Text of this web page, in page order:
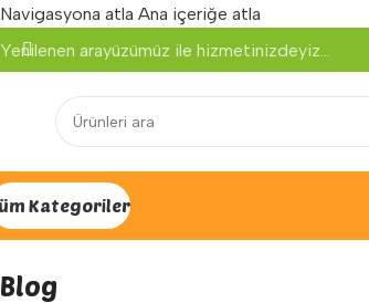
Navigasyona atla Ana içeriğe atla
Yenilenen arayüzümüz ile hizmetinizdeyiz...
Kategoriler
Blog